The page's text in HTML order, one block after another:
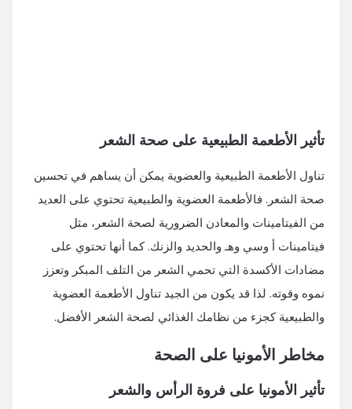
تأثير الأطعمة الطبيعية على صحة الشعر
تناول الأطعمة الطبيعية والعضوية يمكن أن يساهم في تحسين
صحة الشعر. فالأطعمة العضوية والطبيعية تحتوي على العديد
من الفيتامينات والمعادن الضرورية لصحة الشعر، مثل
فيتامينات أ وسي وهـ والحديد والزنك. كما أنها تحتوي على
مضادات الأكسدة التي تحمي الشعر من التلف المبكر وتعزز
نموه وقوته. لذا قد يكون من الجيد تناول الأطعمة العضوية
والطبيعية كجزء من نظامك الغذائي لصحة الشعر الأفضل.
مخاطر الأمونيا على الصحة
تأثير الأمونيا على فروة الرأس والشعر